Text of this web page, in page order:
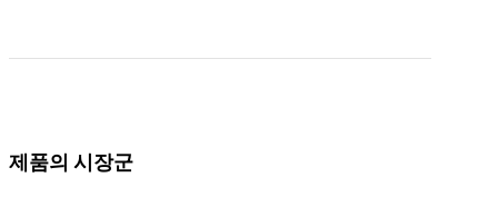
제품의 시장군